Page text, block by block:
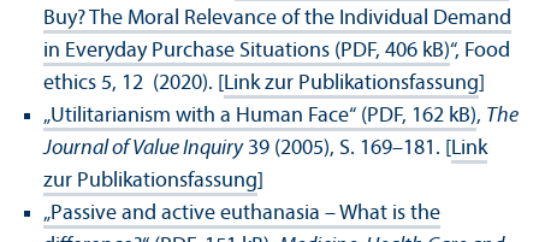
Buy? The Moral Relevance of the Individual Demand
in Everyday Purchase Situations (PDF, 406 kB)“, Food
ethics 5, 12 (2020). [ Link zur Publikations­fassung
„Utilitarianism with a Human Face“ (PDF, 162 kB), The
Journal of Value Inquiry39 (2005), S. 169–181. [ Link
zur Publikations­fassung
„Passive and active euthanasia – What is the